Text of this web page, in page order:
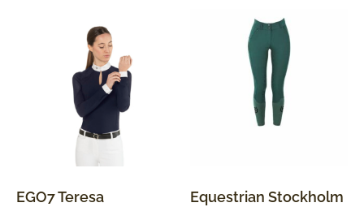
EGO7 Teresa
Equestrian Stockholm